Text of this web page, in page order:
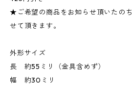
★ご希望の商品をお知らせ頂いたの
せて頂きます。
外形サイズ
長 約55ミリ（金具含めず）
幅 約30ミリ